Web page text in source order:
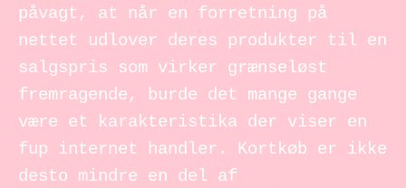
påvagt, at når en forretning på
nettet udlover deres produkter til en
salgspris som virker grænseløst
fremragende, burde det mange gange
være et karakteristika der viser en
fup internet handler. Kortkøb er ikke
desto mindre en del af